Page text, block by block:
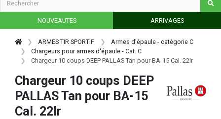
NOUVEAUTES ARRIVAGES
ARMES TIR SPORTIF
Armes d'épaule - catégorie C
Chargeurs pour armes d'épaule - Cat. C
Chargeur 10 coups DEEP PALLAS Tan pour BA-15 Cal. 22lr
Chargeur 10 coups DEEP
PALLAS Tan pour BA-15
Cal. 22lr